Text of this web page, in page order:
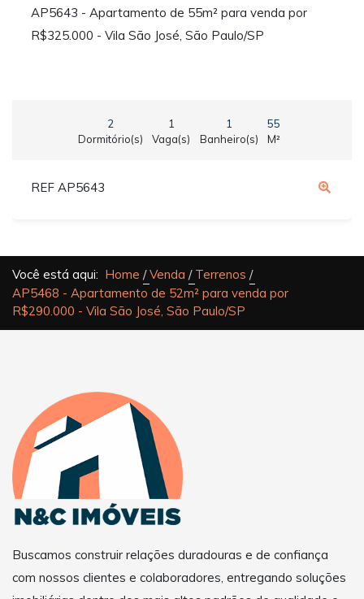
AP5643 - Apartamento de 55m² para venda por
R$325.000 - Vila São José, São Paulo/SP
2
Dormitório(s)
1
Vaga(s)
1
Banheiro(s)
55
M²
REF AP5643
Você está aqui: Home Venda
Terrenos
AP5468 - Apartamento de 52m² para venda por
R$290.000 - Vila São José, São Paulo/SP
Buscamos construir relações duradouras e de confiança
com nossos clientes e colaboradores, entregando soluções